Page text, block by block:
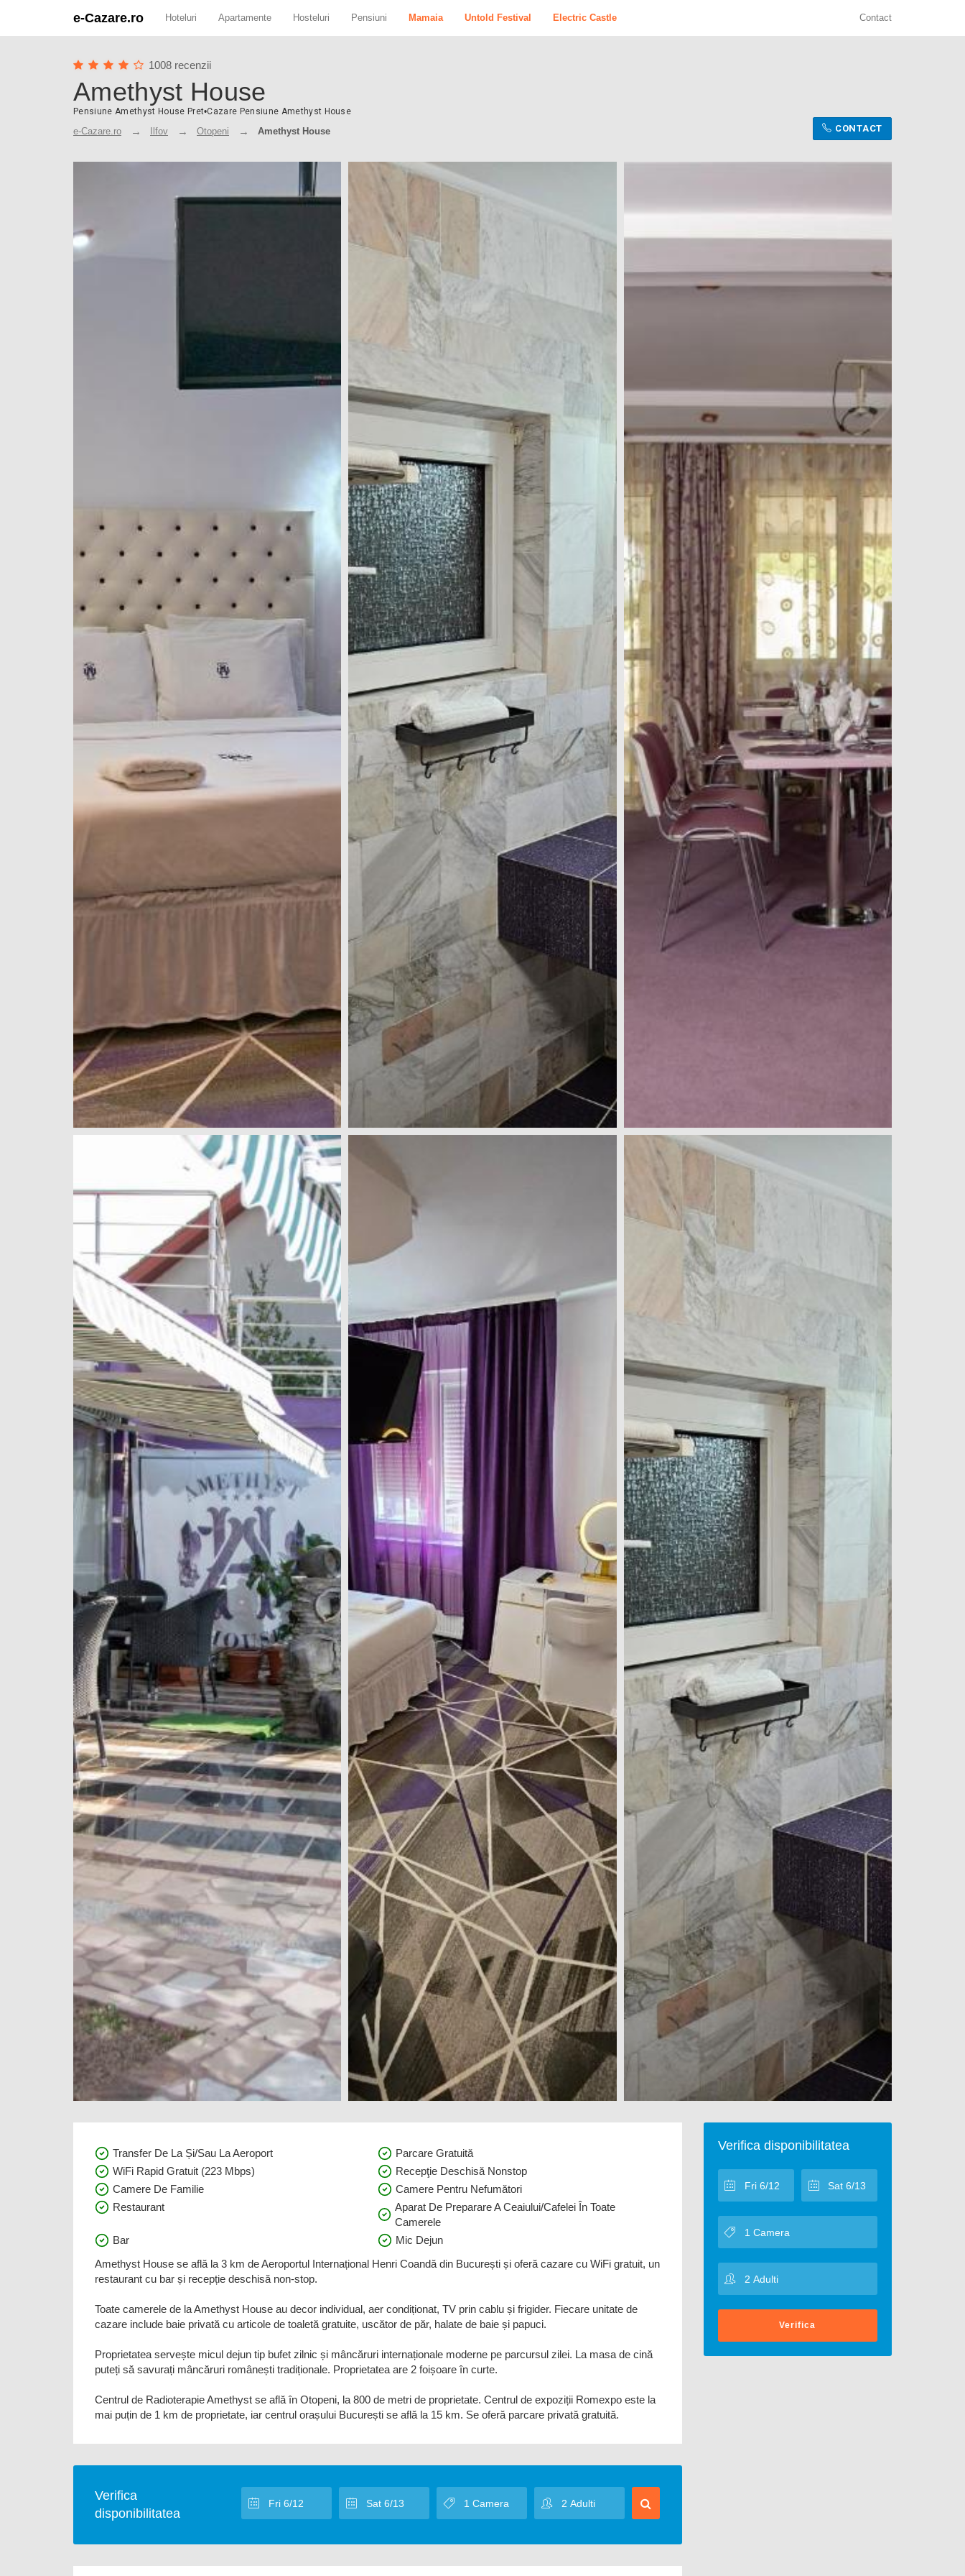
e-Cazare.ro Hoteluri Apartamente Hosteluri Pensiuni Mamaia Untold Festival Electric Castle Contact
1008 recenzii
Amethyst House
Pensiune Amethyst House Pret•Cazare Pensiune Amethyst House
e-Cazare.ro Ilfov Otopeni Amethyst House CONTACT
Verifica disponibilitatea
Verifica
Transfer De La Și/sau La Aeroport
Parcare Gratuită
WiFi Rapid Gratuit (223 Mbps)
Recepţie Deschisă Nonstop
Camere De Familie
Camere Pentru Nefumători
Restaurant
Aparat De Preparare A Ceaiului/cafelei În Toate
Camerele
Bar
Mic Dejun
Amethyst House se află la 3 km de Aeroportul Internațional Henri Coandă din București și oferă cazare cu WiFi gratuit, un
restaurant cu bar și recepție deschisă non-stop.
Toate camerele de la Amethyst House au decor individual, aer condiționat, TV prin cablu și frigider. Fiecare unitate de
cazare include baie privată cu articole de toaletă gratuite, uscător de păr, halate de baie și papuci.
Proprietatea servește micul dejun tip bufet zilnic și mâncăruri internaționale moderne pe parcursul zilei. La masa de cină
puteți să savurați mâncăruri românești tradiționale. Proprietatea are 2 foișoare în curte.
Centrul de Radioterapie Amethyst se află în Otopeni, la 800 de metri de proprietate. Centrul de expoziții Romexpo este la
mai puțin de 1 km de proprietate, iar centrul orașului București se află la 15 km. Se oferă parcare privată gratuită.
Verifica
disponibilitatea